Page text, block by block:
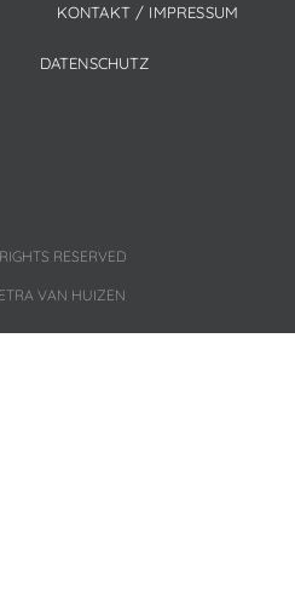
KONTAKT / IMPRESSUM
DATENSCHUTZ
RESERVED
VAN HUIZEN